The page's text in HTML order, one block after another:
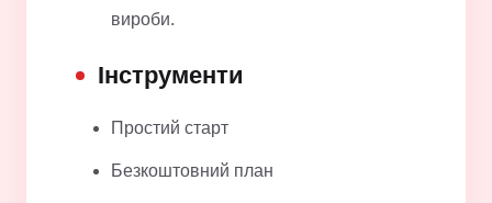
вироби.
Інструменти
Простий старт
Безкоштовний план